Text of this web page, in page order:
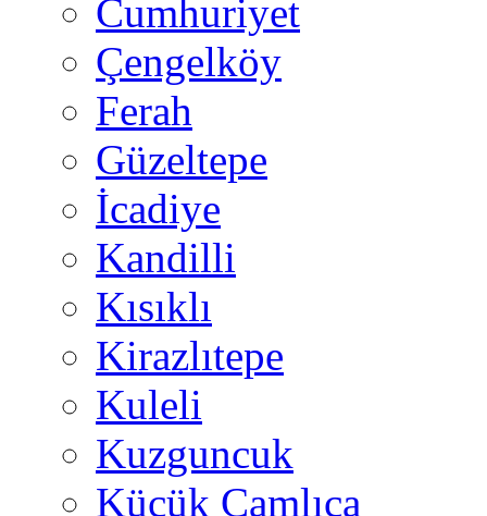
Cumhuriyet
Çengelköy
Ferah
Güzeltepe
İcadiye
Kandilli
Kısıklı
Kirazlıtepe
Kuleli
Kuzguncuk
Küçük Çamlıca